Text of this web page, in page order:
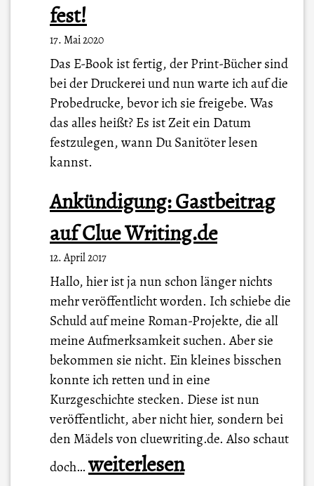
fest!
17. Mai 2020
Das E-Book ist fertig, der Print-Bücher sind
bei der Druckerei und nun warte ich auf die
Probedrucke, bevor ich sie freigebe. Was
das alles heißt? Es ist Zeit ein Datum
festzulegen, wann Du Sanitöter lesen
kannst.
Ankündigung: Gastbeitrag
auf Clue Writing.de
12. April 2017
Hallo, hier ist ja nun schon länger nichts
mehr veröffentlicht worden. Ich schiebe die
Schuld auf meine Roman-Projekte, die all
meine Aufmerksamkeit suchen. Aber sie
bekommen sie nicht. Ein kleines bisschen
konnte ich retten und in eine
Kurzgeschichte stecken. Diese ist nun
veröffentlicht, aber nicht hier, sondern bei
den Mädels von cluewriting.de. Also schaut
doch…A
weiterlesen